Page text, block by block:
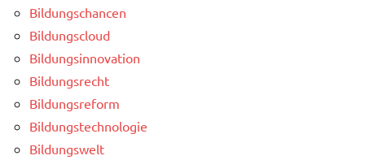
Bildungschancen
Bildungscloud
Bildungsinnovation
Bildungsrecht
Bildungsreform
Bildungstechnologie
Bildungswelt